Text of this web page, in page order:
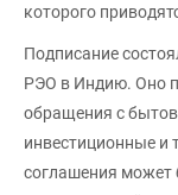
которого
Подписание
РЭО в Индию. Оно
обращения с
инвестиционные и
соглашения может